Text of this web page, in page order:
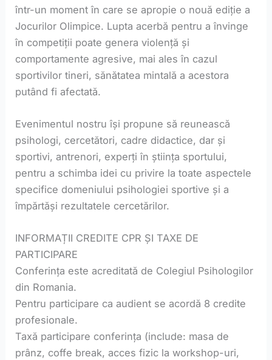
într-un moment în care se apropie o nouă ediție a
Jocurilor Olimpice. Lupta acerbă pentru a învinge
în competiții poate genera violență și
comportamente agresive, mai ales în cazul
sportivilor tineri, sănătatea mintală a acestora
putând fi afectată.
Evenimentul nostru își propune să reunească
psihologi, cercetători, cadre didactice, dar și
sportivi, antrenori, experți în știința sportului,
pentru a schimba idei cu privire la toate aspectele
specifice domeniului psihologiei sportive și a
împărtăși rezultatele cercetărilor.
INFORMAȚII CREDITE CPR ȘI TAXE DE
PARTICIPARE
Conferința este acreditată de Colegiul Psihologilor
din Romania.
Pentru participare ca audient se acordă 8 credite
profesionale.
Taxă participare conferința (include: masa de
prânz, coffe break, acces fizic la workshop-uri,